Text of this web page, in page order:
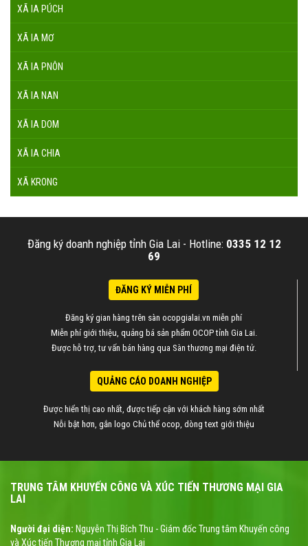
XÃ IA PÚCH
XÃ IA MƠ
XÃ IA PNÔN
XÃ IA NAN
XÃ IA DOM
XÃ IA CHIA
XÃ KRONG
Đăng ký doanh nghiệp tỉnh Gia Lai - Hotline: 0335 12 12
69
ĐĂNG KÝ MIỄN PHÍ
Đăng ký gian hàng trên sàn ocopgialai.vn miễn phí
Miễn phí giới thiệu, quảng bá sản phẩm OCOP tỉnh Gia Lai.
Được hỗ trợ, tư vấn bán hàng qua Sàn thương mại điện tử.
QUẢNG CÁO DOANH NGHIỆP
Được hiển thị cao nhất, được tiếp cận với khách hàng sớm nhất
Nỗi bật hơn, gắn logo Chủ thể ocop, dòng text giới thiệu
TRUNG TÂM KHUYẾN CÔNG VÀ XÚC TIẾN THƯƠNG MẠI GIA
LAI
Người đại diện: Nguyễn Thị Bích Thu - Giám đốc Trung tâm Khuyến công
và Xúc tiến Thương mại tỉnh Gia Lai